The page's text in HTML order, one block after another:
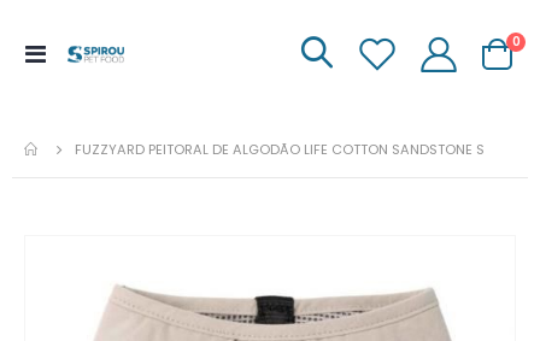
Menu
0
FUZZYARD PEITORAL DE ALGODÃO LIFE COTTON SANDSTONE S